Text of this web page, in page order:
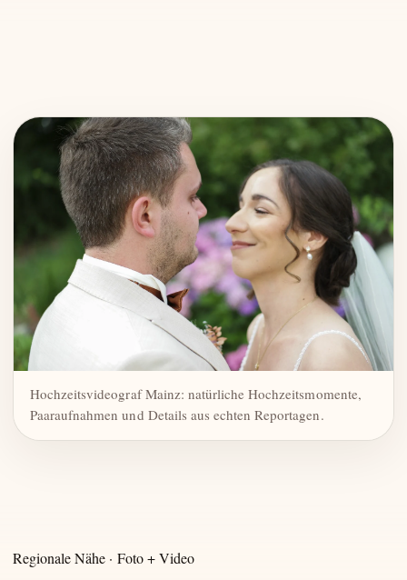
Hochzeitsvideograf Mainz: natürliche Hochzeitsmomente,
Paaraufnahmen und Details aus echten Reportagen.
Regionale Nähe · Foto + Video